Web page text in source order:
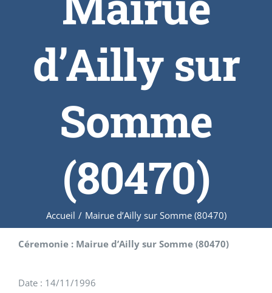
d’Ailly sur
Somme
(80470)
Accueil / Mairue d’Ailly sur Somme (80470)
Céremonie : Mairue d’Ailly sur Somme (80470)
Date : 14/11/1996